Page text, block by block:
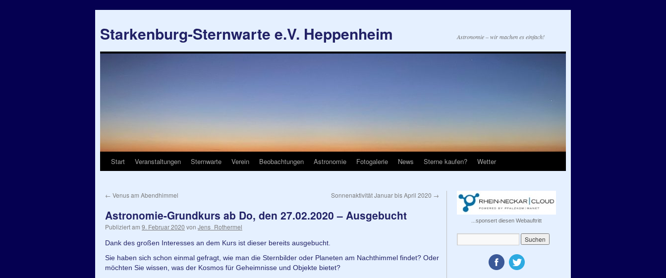
Starkenburg-Sternwarte e.V. Heppenheim Astronomie – wir machen es einfach!
Springe
Inhalt
Start Veranstaltungen Sternwarte Verein Beobachtungen Astronomie Fotogalerie News Sterne kaufen? Wetter
← Venus am Abendhimmel Sonnenaktivität Januar bis April 2020 →
Astronomie-Grundkurs ab Do, den 27.02.2020 – Ausgebucht
Publiziert am 9. Februar 2020 von Jens_Rothermel
Dank des großen Interesses an dem Kurs ist dieser bereits ausgebucht.
Sie haben sich schon einmal gefragt, wie man die Sternbilder oder Planeten am Nachthimmel findet? Oder
möchten Sie wissen, was der Kosmos für Geheimnisse und Objekte bietet?
...sponsert diesen Webauftritt